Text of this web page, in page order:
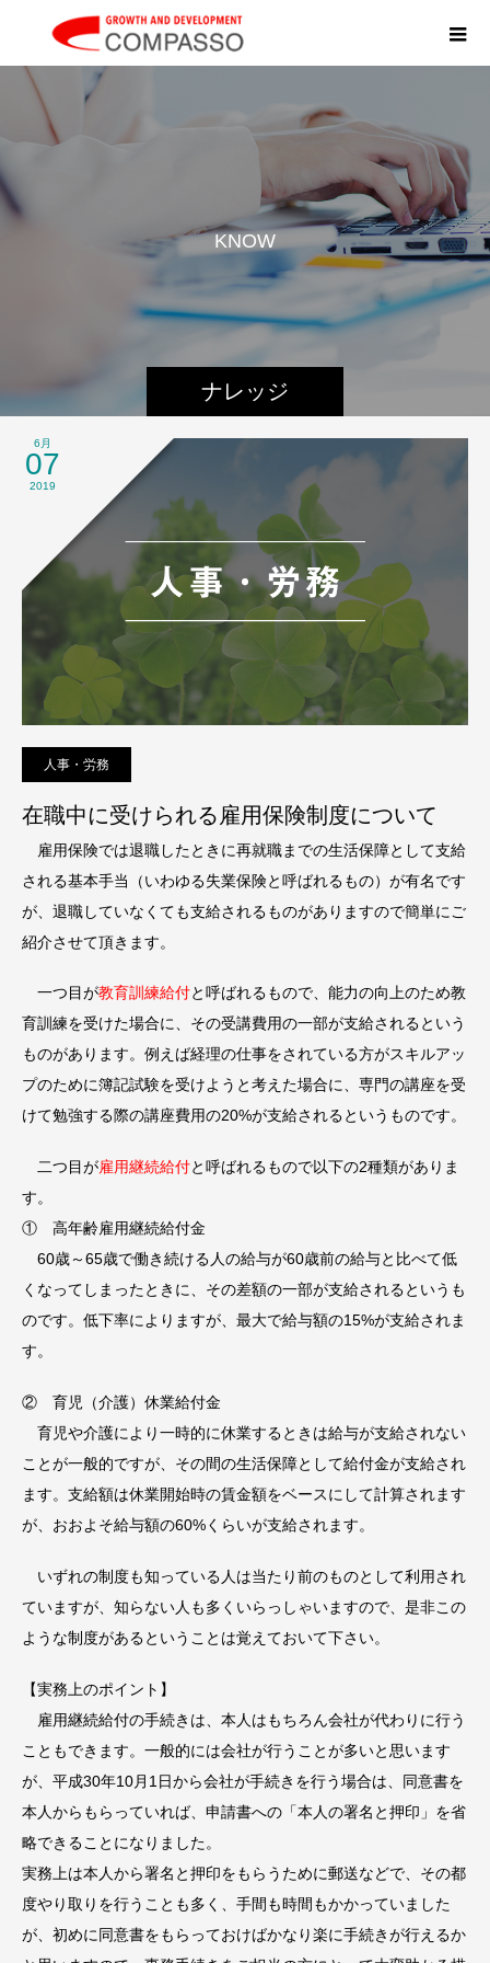
ナレッジ
KNOWLE
6月
07
2019
人事・労務
在職中に受けられる雇用保険制度について
雇用保険では退職したときに再就職までの生活保障として支給
される基本手当（いわゆる失業保険と呼ばれるもの）が有名です
が、退職していなくても支給されるものがありますので簡単にご
紹介させて頂きます。
一つ目が教育訓練給付と呼ばれるもので、能力の向上のため教
育訓練を受けた場合に、その受講費用の一部が支給されるという
ものがあります。例えば経理の仕事をされている方がスキルアッ
プのために簿記試験を受けようと考えた場合に、専門の講座を受
けて勉強する際の講座費用の20%が支給されるというものです。
二つ目が雇用継続給付と呼ばれるもので以下の2種類がありま
す。
① 高年齢雇用継続給付金
60歳～65歳で働き続ける人の給与が60歳前の給与と比べて低
くなってしまったときに、その差額の一部が支給されるというも
のです。低下率によりますが、最大で給与額の15%が支給されま
す。
② 育児（介護）休業給付金
育児や介護により一時的に休業するときは給与が支給されない
ことが一般的ですが、その間の生活保障として給付金が支給され
ます。支給額は休業開始時の賃金額をベースにして計算されます
が、おおよそ給与額の60%くらいが支給されます。
いずれの制度も知っている人は当たり前のものとして利用され
ていますが、知らない人も多くいらっしゃいますので、是非この
ような制度があるということは覚えておいて下さい。
【実務上のポイント】
雇用継続給付の手続きは、本人はもちろん会社が代わりに行う
こともできます。一般的には会社が行うことが多いと思います
が、平成30年10月1日から会社が手続きを行う場合は、同意書を
本人からもらっていれば、申請書への「本人の署名と押印」を省
略できることになりました。
実務上は本人から署名と押印をもらうために郵送などで、その都
度やり取りを行うことも多く、手間も時間もかかっていました
が、初めに同意書をもらっておけばかなり楽に手続きが行えるか